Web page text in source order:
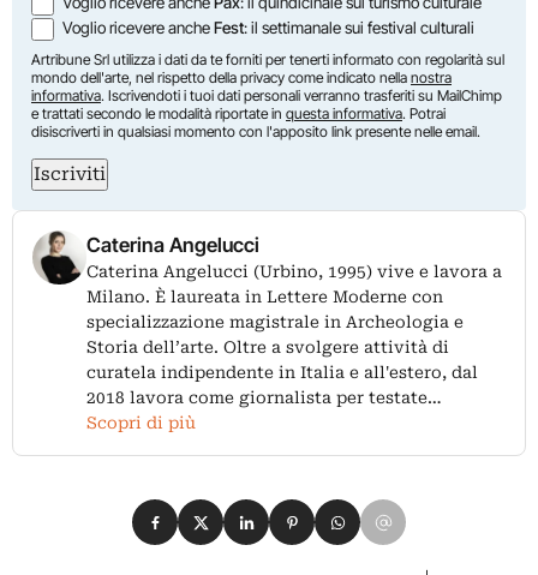
Voglio ricevere ancheFest: il settimanale sui festival culturali
Artribune Srl utilizza i dati da te forniti per tenerti informato con regolarità sul
mondo dell'arte, nel rispetto della privacy come indicato nella nostra
informativa. Iscrivendoti i tuoi dati personali verranno trasferiti su MailChimp
e trattati secondo le modalità riportate in questa informativa. Potrai
disiscriverti in qualsiasi momento con l'apposito link presente nelle email.
Iscriviti
Caterina Angelucci
Caterina Angelucci (Urbino, 1995) vive e lavora a
Milano. È laureata in Lettere Moderne con
specializzazione magistrale in Archeologia e
Storia dell’arte. Oltre a svolgere attività di
curatela indipendente in Italia e all'estero, dal
2018 lavora come giornalista per testate…
Scopri di più
Condividi su Facebook
Condividi su X
Condividi su LinkedIn
Condividi su Pinterest
Condividi su WhatsApp
Condividi su Email